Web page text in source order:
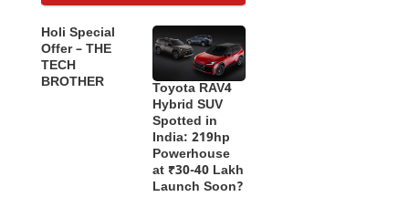
Holi Special
Offer – THE
TECH
BROTHER
Toyota RAV4
Hybrid SUV
Spotted in
India: 219hp
Powerhouse
at ₹30-40 Lakh
Launch Soon?